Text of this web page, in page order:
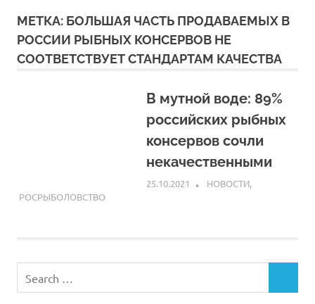
МЕТКА: БОЛЬШАЯ ЧАСТЬ ПРОДАВАЕМЫХ В
РОССИИ РЫБНЫХ КОНСЕРВОВ НЕ
СООТВЕТСТВУЕТ СТАНДАРТАМ КАЧЕСТВА
В мутной воде: 89%
российских рыбных
консервов сочли
некачественными
25.10.2021 ARPP
НОВОСТИ,
РОСРЫБОЛОВСТВО